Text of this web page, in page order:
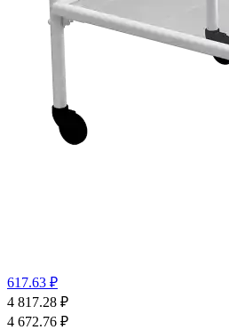
617.63 ₽
4 817.28 ₽
4 672.76 ₽